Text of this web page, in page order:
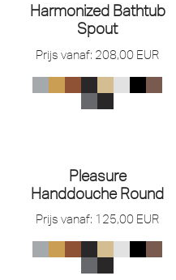
Harmonized Bathtub
Spout
Prijs vanaf: 208,00 EUR
Pleasure
Handdouche Round
Prijs vanaf: 125,00 EUR